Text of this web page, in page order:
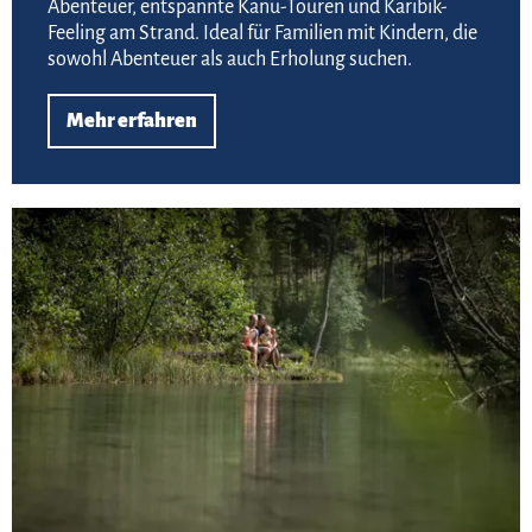
Abenteuer, entspannte Kanu-Touren und Karibik-
Feeling am Strand. Ideal für Familien mit Kindern, die
sowohl Abenteuer als auch Erholung suchen.
Mehr erfahren